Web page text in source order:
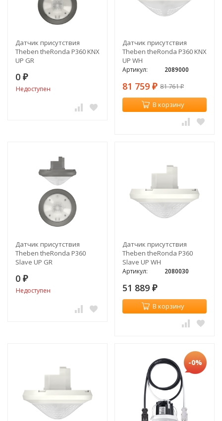
Датчик присутствия
Theben theRonda P360 KNX
UP GR
0 ₽
Недоступен
Датчик присутствия
Theben theRonda P360 KNX
UP WH
Артикул: 2089000
81 759 ₽ 81 761₽
В корзину
Датчик присутствия
Theben theRonda P360
Slave UP GR
0 ₽
Недоступен
Датчик присутствия
Theben theRonda P360
Slave UP WH
Артикул: 2080030
51 889 ₽
В корзину
-0%